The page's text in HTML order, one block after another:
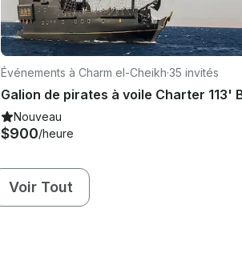
Événements à Charm el-Cheikh·35 invités
Nouveau
$900/heure
Voir Tout